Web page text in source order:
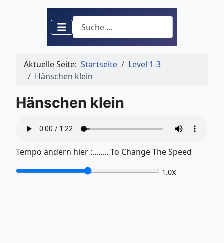
Suchen
Aktuelle Seite: Startseite
Level 1-3
Hänschen klein
Hänschen klein
Tempo ändern hier :........ To Change The Speed
1.0x